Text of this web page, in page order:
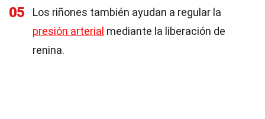
05
Los riñones también ayudan a regular la
presión arterial mediante la liberación de
renina.